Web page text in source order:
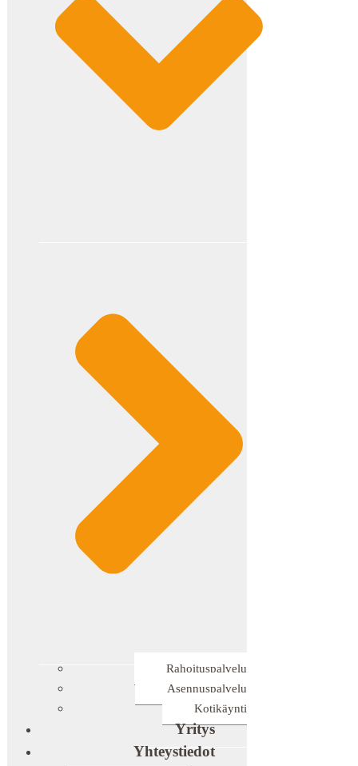
Rahoituspalvelu
Asennuspalvelu
Kotikäynti
Yritys
Yhteystiedot